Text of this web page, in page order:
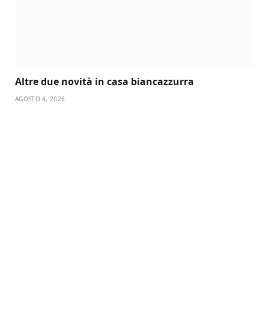
Altre due novità in casa biancazzurra
AGOSTO 4, 2026